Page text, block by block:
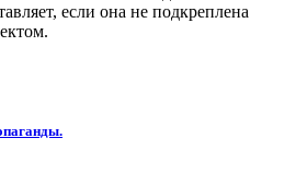
если она не подкреплена